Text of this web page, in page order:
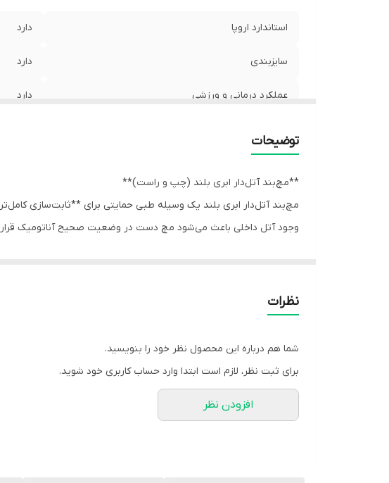
استاندارد اروپا دارد
سایزبندی دارد
عملکرد درمانی و ورزشی دارد
توضیحات
**مچ‌بند آتل‌دار ابری بلند (چپ و راست)**
مچ‌بند آتل‌دار ابری بلند یک وسیله طبی حمایتی برای **ثابت‌سازی
وجود آتل داخلی باعث می‌شود مچ دست در وضعیت صحیح آناتومیک قرار
کارایی را ارائه دهد.
**ویژگی‌ها:**
- ساخته شده از متریال ابری نرم و راحت
- دارای بندهای قابل تنظیم برای فیکس شدن بهتر
نظرات
شما هم درباره این محصول نظر خود را بنویسید.
برای ثبت نظر، لازم است ابتدا وارد حساب کاربری خود شوید.
افزودن نظر